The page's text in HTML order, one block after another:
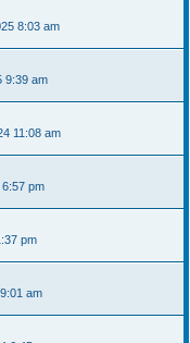
8:03 am
9:39 am
11:08 am
pm
pm
am